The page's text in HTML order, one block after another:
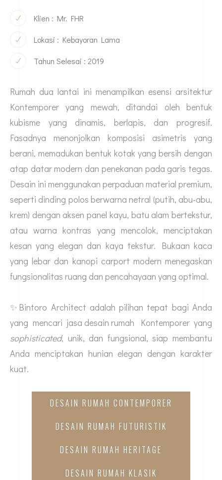
Klien : Mr. FHR
Lokasi : Kebayoran Lama
Tahun Selesai : 2019
Rumah dua lantai ini menampilkan esensi arsitektur
Kontemporer yang mewah, ditandai oleh bentuk
kubisme yang dinamis, berlapis, dan progresif.
Fasadnya menonjolkan komposisi asimetris yang
berani, memadukan bentuk kotak yang bersih dengan
atap datar modern dan penekanan pada garis tegas.
Desain ini menggunakan perpaduan material premium,
seperti dinding polos berwarna netral (putih, abu-abu,
krem) dengan aksen panel kayu, batu alam bertekstur,
atau warna kontras yang mencolok, menciptakan
kesan yang elegan dan kaya tekstur. Bukaan kaca
yang lebar dan kanopi carport modern menegaskan
fungsionalitas ruang dan pencahayaan yang optimal.
✨Bintoro Architect adalah pilihan tepat bagi Anda
yang mencari jasa desain rumah Kontemporer yang
sophisticated, unik, dan fungsional, siap membantu
Anda menciptakan hunian elegan dengan karakter
kuat.
DESAIN RUMAH CONTEMPORER
DESAIN RUMAH FUTURISTIK
DESAIN RUMAH HERITAGE
DESAIN RUMAH KLASIK